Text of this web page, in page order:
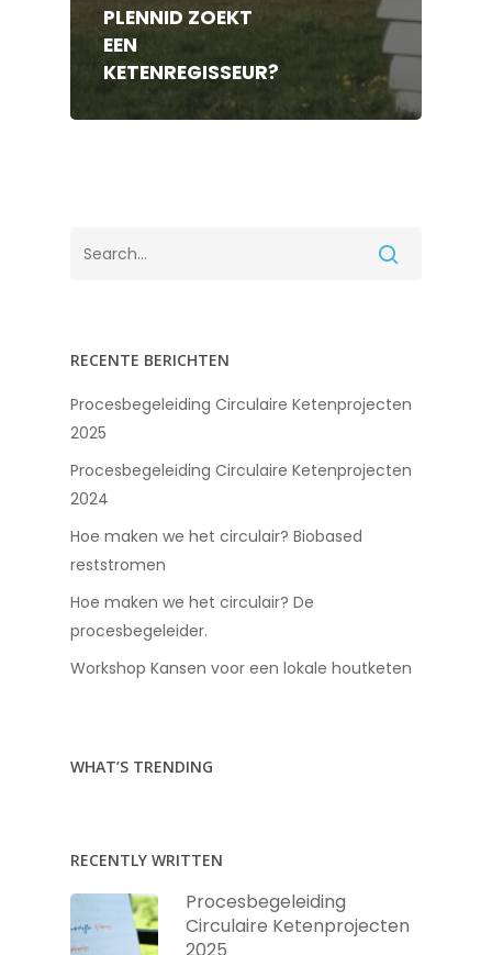
PLENNID ZOEKT
EEN
KETENREGISSEUR?
RECENTE BERICHTEN
Procesbegeleiding Circulaire Ketenprojecten
2025
Procesbegeleiding Circulaire Ketenprojecten
2024
Hoe maken we het circulair? Biobased
reststromen
Hoe maken we het circulair? De
procesbegeleider.
Workshop Kansen voor een lokale houtketen
WHAT’S TRENDING
RECENTLY WRITTEN
Procesbegeleiding
Circulaire Ketenprojecten